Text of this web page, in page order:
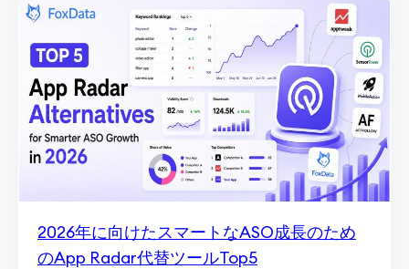
2026年に向けたスマートなASO成長のため
のApp Radar代替ツールTop5